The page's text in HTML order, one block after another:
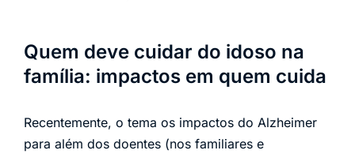
Quem deve cuidar do idoso na
família: impactos em quem cuida
Recentemente, o tema os impactos do Alzheimer
para além dos doentes (nos familiares e